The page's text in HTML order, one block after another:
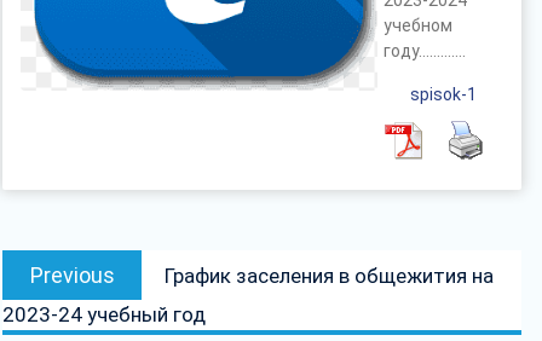
учебном
году………….
spisok-1
Навігацыя
запісах
Previous
Previous
post:
График заселения в общежития на
2023-24 учебный год